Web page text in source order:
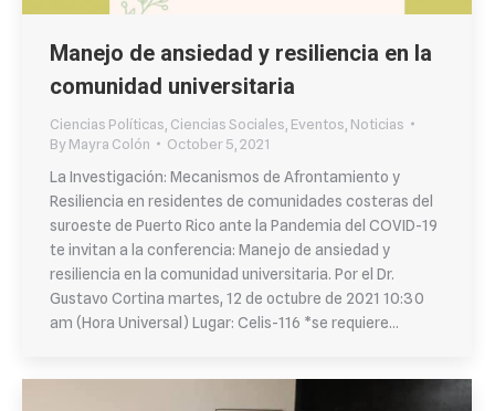
Manejo de ansiedad y resiliencia en la
comunidad universitaria
Ciencias Políticas Ciencias Sociales Eventos Noticias
ByMayra Colón
October 5, 2021
La Investigación: Mecanismos de Afrontamiento y
Resiliencia en residentes de comunidades costeras del
suroeste de Puerto Rico ante la Pandemia del COVID-19
te invitan a la conferencia: Manejo de ansiedad y
resiliencia en la comunidad universitaria. Por el Dr.
Gustavo Cortina martes, 12 de octubre de 2021 10:30
am (Hora Universal) Lugar: Celis-116 *se requiere…